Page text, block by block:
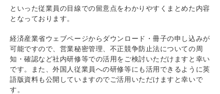
といった従業員の目線での留意点をわかりやすくまとめた内容
となっております。
経済産業省ウェブページからダウンロード・冊子の申し込みが
可能ですので、営業秘密管理、不正競争防止法についての周
知・確認など社内研修等での活用をご検討いただけますと幸い
です。また、外国人従業員への研修等にも活用できるように英
語版資料も公開していますのでご活用いただけますと幸いで
す。